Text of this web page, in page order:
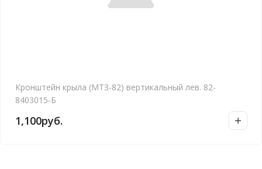
Кронштейн крыла (МТЗ-82) вертикальный лев. 82-
8403015-Б
1,100руб.